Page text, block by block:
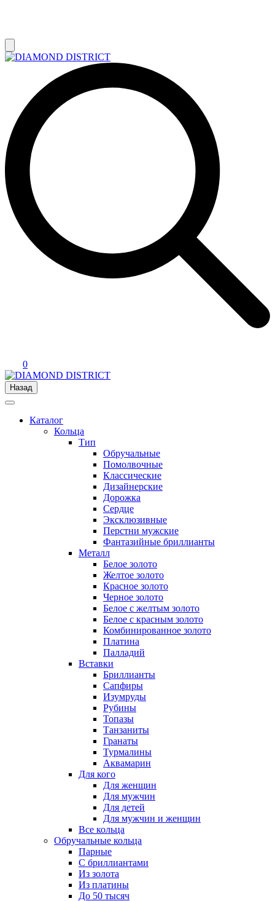
0
Назад
Каталог
Кольца
Тип
Обручальные
Помолвочные
Классические
Дизайнерские
Дорожка
Сердце
Эксклюзивные
Перстни мужские
Фантазийные бриллианты
Металл
Белое золото
Желтое золото
Красное золото
Черное золото
Белое с желтым золото
Белое с красным золото
Комбинированное золото
Платина
Палладий
Вставки
Бриллианты
Сапфиры
Изумруды
Рубины
Топазы
Танзаниты
Гранаты
Турмалины
Аквамарин
Для кого
Для женщин
Для мужчин
Для детей
Для мужчин и женщин
Все кольца
Обручальные кольца
Парные
С бриллиантами
Из золота
Из платины
До 50 тысяч